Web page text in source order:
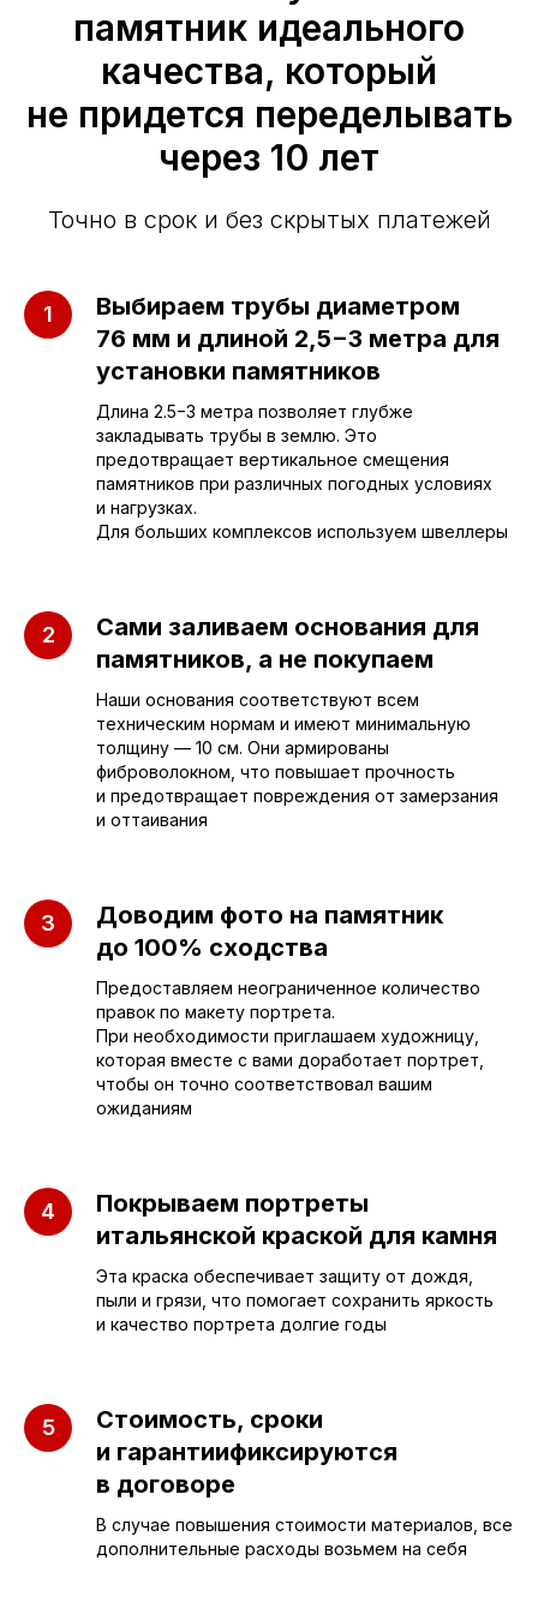
памятник идеального
качества, который
не придется переделывать
через 10 лет
Точно в срок и без скрытых платежей
Выбираем трубы диаметром
76 мм и длиной 2,5−3 метра для
установки памятников
Длина 2.5−3 метра позволяет глубже
закладывать трубы в землю. Это
предотвращает вертикальное смещения
памятников при различных погодных условиях
и нагрузках.
Для больших комплексов используем швеллеры
Сами заливаем основания для
памятников, а не покупаем
Наши основания соответствуют всем
техническим нормам и имеют минимальную
толщину — 10 см. Они армированы
фиброволокном, что повышает прочность
и предотвращает повреждения от замерзания
и оттаивания
Доводим фото на памятник
до 100% сходства
Предоставляем неограниченное количество
правок по макету портрета.
При необходимости приглашаем художницу,
которая вместе с вами доработает портрет,
чтобы он точно соответствовал вашим
ожиданиям
Покрываем портреты
итальянской краской для камня
Эта краска обеспечивает защиту от дождя,
пыли и грязи, что помогает сохранить яркость
и качество портрета долгие годы
Стоимость, сроки
и гарантиификсируются
в договоре
В случае повышения стоимости материалов, все
дополнительные расходы возьмем на себя
Приезжайте к нам
в офис
+7 (962) 629-39-39
г. Саратов, улица имени Е.И.
Пугачёва, 156
Бюджетные
Вертикальные
Горизонтальные
О компании
3D макеты
Отзывы
Наши работы
+7 (953) 637-24-55
Руководитель мастерской